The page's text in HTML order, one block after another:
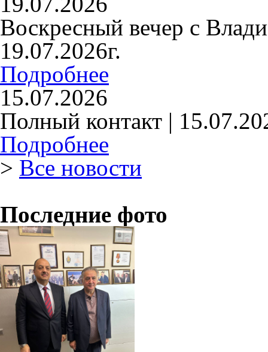
Воскресный вечер с
19.07.2026г.
Подробнее
15.07.2026
Полный контакт |
Подробнее
> Все новости
Последние фото